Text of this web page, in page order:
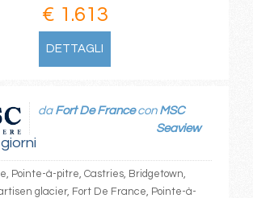
€ 1.613
DETTAGLI
da Fort De Francecon MSC
Seaview
Pointe-à-pitre, Castries, Bridgetown,
glacier, Fort De France, Pointe-à-